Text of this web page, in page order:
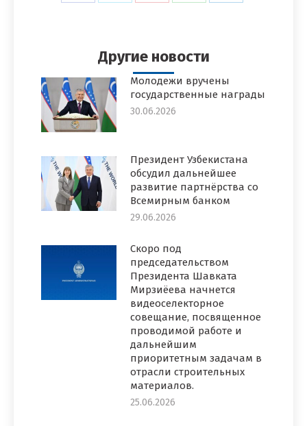
Другие новости
Молодежи вручены
государственные награды
30.06.2026
Президент Узбекистана
обсудил дальнейшее
развитие партнёрства со
Всемирным банком
29.06.2026
Скоро под
председательством
Президента Шавката
Мирзиёева начнется
видеоселекторное
совещание, посвященное
проводимой работе и
дальнейшим
приоритетным задачам в
отрасли строительных
материалов.
25.06.2026